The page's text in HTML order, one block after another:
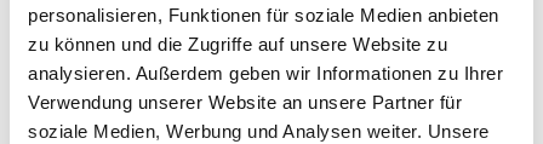
personalisieren, Funktionen für soziale Medien anbieten
zu können und die Zugriffe auf unsere Website zu
analysieren. Außerdem geben wir Informationen zu Ihrer
Verwendung unserer Website an unsere Partner für
soziale Medien, Werbung und Analysen weiter. Unsere
Reserve: Tobias Reichmann (HSG Wetzlar, 4/12), Evgeni
Pevnov (Füchse Berlin, 2/1), Kai Häfner (HBW
Balingen-Weilstetten, 4/8), Christoph Theuerkauf
(HBW Balingen-Weilstetten, 41/85), Jens Bechtloff